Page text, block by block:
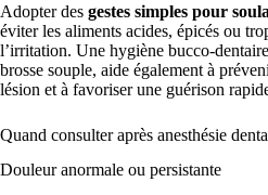
Adopter des gestes simples pour
éviter les aliments acides, épicés ou
l’irritation. Une hygiène bucco-
brosse souple, aide également à
lésion et à favoriser une guérison
Quand consulter après anesthésie
Douleur anormale ou persistante